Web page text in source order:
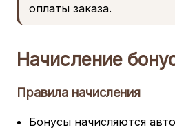
оплаты заказа.
Начисление
Правила начисления
Бонусы начисляются